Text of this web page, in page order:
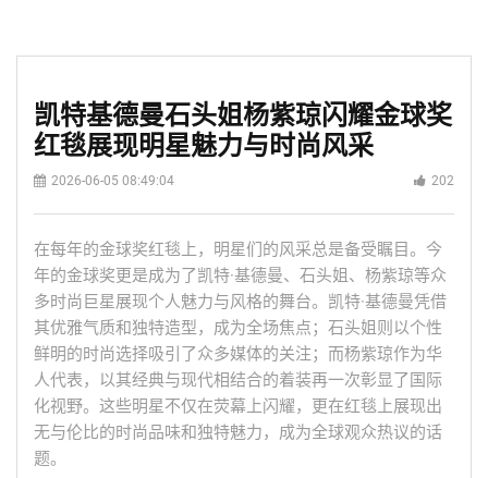
凯特基德曼石头姐杨紫琼闪耀金球奖
红毯展现明星魅力与时尚风采
2026-06-05 08:49:04 202
在每年的金球奖红毯上，明星们的风采总是备受瞩目。今
年的金球奖更是成为了凯特·基德曼、石头姐、杨紫琼等众
多时尚巨星展现个人魅力与风格的舞台。凯特·基德曼凭借
其优雅气质和独特造型，成为全场焦点；石头姐则以个性
鲜明的时尚选择吸引了众多媒体的关注；而杨紫琼作为华
人代表，以其经典与现代相结合的着装再一次彰显了国际
化视野。这些明星不仅在荧幕上闪耀，更在红毯上展现出
无与伦比的时尚品味和独特魅力，成为全球观众热议的话
题。